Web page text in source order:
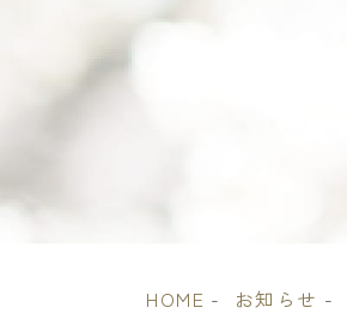
HOME お知らせ